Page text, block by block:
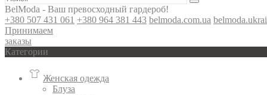
BelModa - Ваш превосходный гардероб!
+380 507 431 061 +380 964 381 443 belmoda.com.ua
Принимаем
заказы
Категории
Женская одежда
Блуза